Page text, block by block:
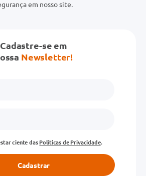
em nosso site.
Cadastre-se em
Newsletter!
ciente dasPolíticas de Privacidade.
Cadastrar